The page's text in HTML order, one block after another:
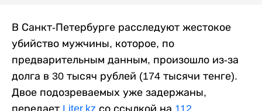
В Санкт-Петербурге расследуют жестокое
убийство мужчины, которое, по
предварительным данным, произошло из-за
долга в 30 тысяч рублей (174 тысячи тенге).
Двое подозреваемых уже задержаны,
передает Liter.kz со ссылкой на 112